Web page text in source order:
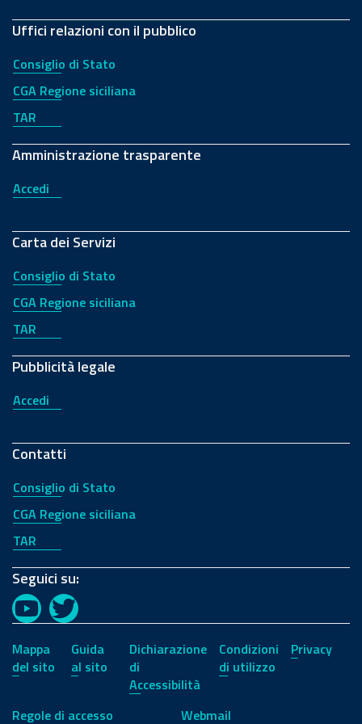
Uffici relazioni con il pubblico
Consiglio di Stato
CGA Regione siciliana
TAR
Amministrazione trasparente
Accedi
Carta dei Servizi
Consiglio di Stato
CGA Regione siciliana
TAR
Pubblicità legale
Accedi
Contatti
Consiglio di Stato
CGA Regione siciliana
TAR
Seguici su:
YouTubeTwitter
Mappa
del sito
Guida
al sito
Dichiarazione
di
Accessibilità
Condizioni
di utilizzo
Privacy
Regole di accesso Webmail